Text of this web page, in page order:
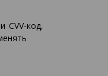
CVV-код,